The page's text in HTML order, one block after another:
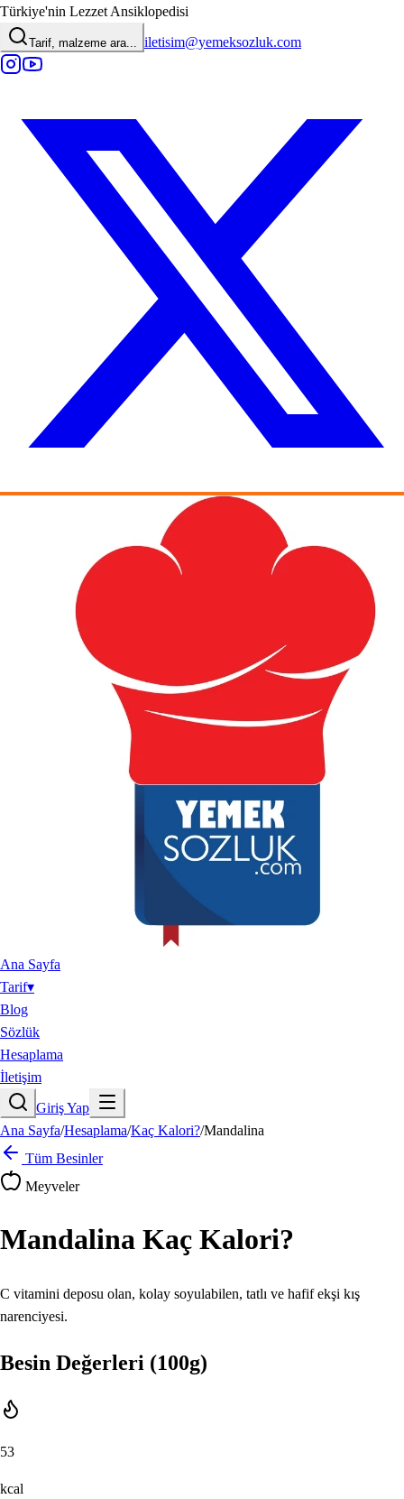
Türkiye'nin Lezzet Ansiklopedisi
Tarif, malzeme ara... iletisim@yemeksozluk.com
Ana Sayfa
Tarif▾
Blog
Sözlük
Hesaplama
İletişim
Giriş Yap
Ana Sayfa/Hesaplama/Kaç Kalori?/Mandalina
Tüm Besinler
Meyveler
Mandalina Kaç Kalori?
C vitamini deposu olan, kolay soyulabilen, tatlı ve hafif ekşi kış
narenciyesi.
Besin Değerleri (100g)
53
kcal